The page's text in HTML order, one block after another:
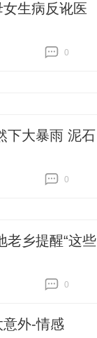
生病反讹医
0
下大暴雨 泥石
0
老乡提醒“这些
0
外-情感